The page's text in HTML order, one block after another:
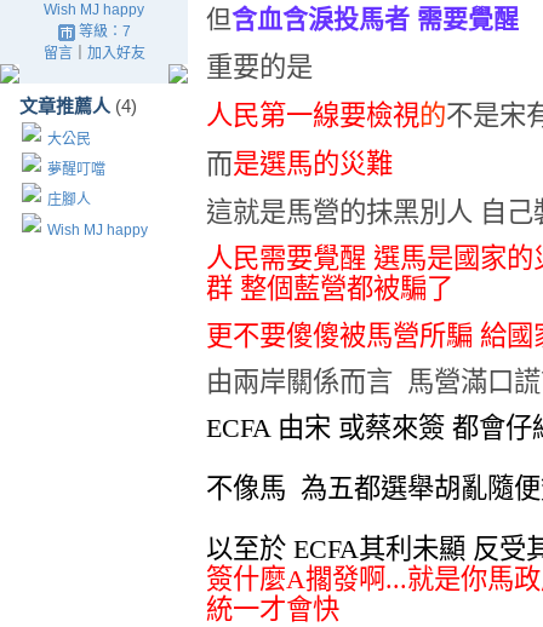
Wish MJ happy
等級：7
留言｜ 加入好友
文章推薦人 (4)
大公民
夢醒叮噹
庄腳人
Wish MJ happy
但含血含淚投馬者 需要覺醒
重要的是
人民第一線要檢視的不是宋
而是選馬的災難
這就是馬營的抹黑別人 自己
人民需要覺醒 選馬是國家
群 整個藍營都被騙了
更不要傻傻被馬營所騙 給國
由兩岸關係而言 馬營滿口
ECFA 由宋 或蔡來簽 都會仔
不像馬 為五都選舉胡亂隨
以至於 ECFA其利未顯 反受
簽什麼A擱發啊...就是你馬
統一才會快